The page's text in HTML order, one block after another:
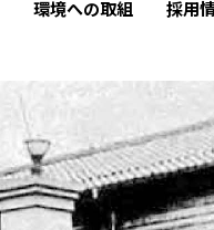
環境への取組 採用